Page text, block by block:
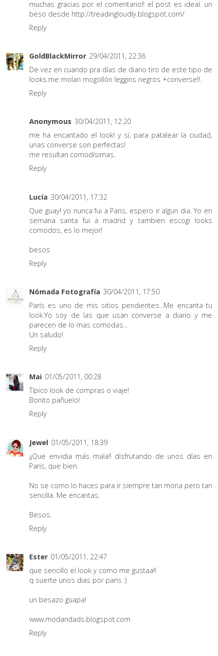
muchas gracias por el comentario!! el post es ideal. un
beso desde http://treadingloudly.blogspot.com/
Reply
GoldBlackMirror 29/04/2011, 22:36
De vez en cuando pra días de diario tiro de este tipo de
looks.me molan mogollón leggins negros +converse!!.
Reply
Anonymous 30/04/2011, 12:20
me ha encantado el look! y sí, para patalear la ciudad,
unas converse son perfectas!
me resultan comodísimas.
Reply
Lucía 30/04/2011, 17:32
Que guay! yo nunca fui a Paris, espero ir algun dia. Yo en
semana santa fui a madrid y tambien escogi looks
comodos, es lo mejor!
besos
Reply
Nómada Fotografía 30/04/2011, 17:50
París es uno de mis sitios pendientes...Me encanta tu
look.Yo soy de las que usan converse a diario y me
parecen de lo mas comodas...
Un saludo!
Reply
Mai 01/05/2011, 00:28
Típico look de compras o viaje!
Bonito pañuelo!
Reply
Jewel 01/05/2011, 18:39
¡¡Que envidia más mala!! disfrutando de unos días en
Paris, que bien.
No se como lo haces para ir siempre tan mona pero tan
sencilla. Me encantas.
Besos.
Reply
Ester 01/05/2011, 22:47
que sencillo el look y como me gustaa!!
q suerte unos dias por paris :)
un besazo guapa!
www.modandads.blogspot.com
Reply